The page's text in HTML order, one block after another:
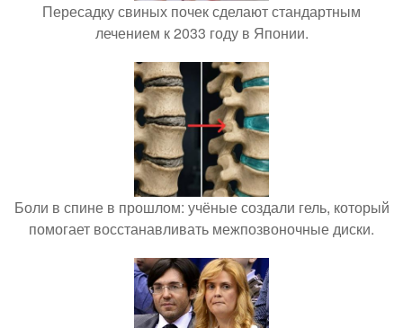
Пересадку свиных почек сделают стандартным
лечением к 2033 году в Японии.
Боли в спине в прошлом: учёные создали гель, который
помогает восстанавливать межпозвоночные диски.